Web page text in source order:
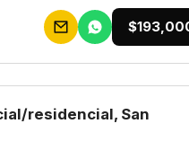
residencial, San